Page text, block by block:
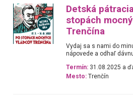
Detská
stopách
Trenčína
Vydaj sa s nami do
nápovede a odhaľ
Termín: 31.08.2025 a
Mesto: Trenčín